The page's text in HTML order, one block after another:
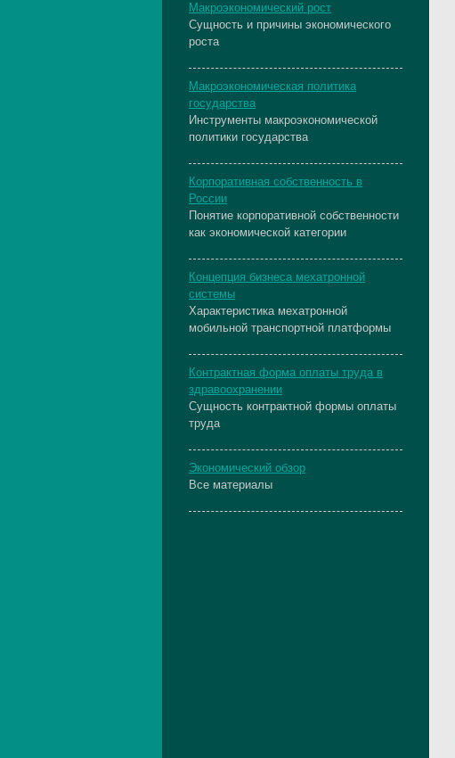
Макроэкономический рост
Сущность и причины экономического
роста
Макроэкономическая политика
государства
Инструменты макроэкономической
политики государства
Корпоративная собственность в
России
Понятие корпоративной собственности
как экономической категории
Концепция бизнеса мехатронной
системы
Характеристика мехатронной
мобильной транспортной платформы
Контрактная форма оплаты труда в
здравоохранении
Сущность контрактной формы оплаты
труда
Экономический обзор
Все материалы